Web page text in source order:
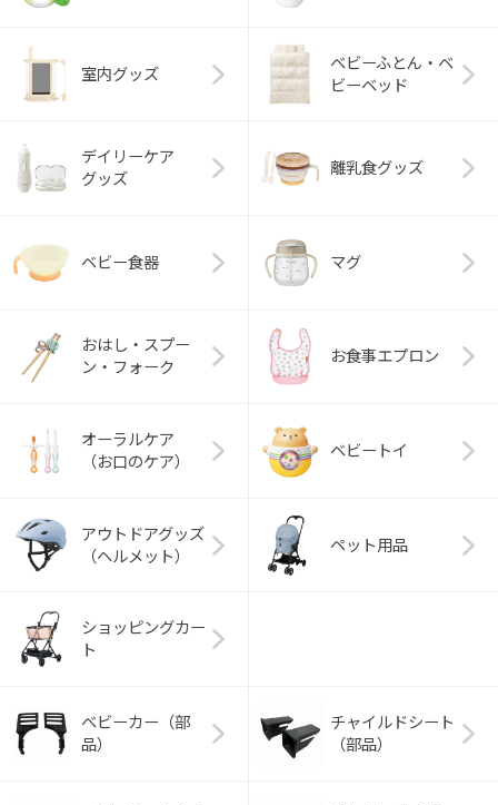
室内グッズ
ベビーふとん・ベ
ビーベッド
デイリーケア
グッズ
離乳食グッズ
ベビー食器 マグ
おはし・スプー
ン・フォーク
お食事エプロン
オーラルケア
（お口のケア）
ベビートイ
アウトドアグッズ
（ヘルメット）
ペット用品
ショッピングカー
ト
ベビーカー（部
品）
チャイルドシート
（部品）